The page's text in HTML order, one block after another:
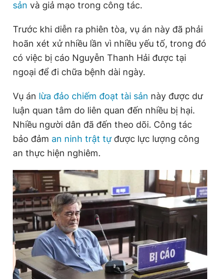
Đọc Thanh Niên trên điện thoại
Theo dõi báo trên
Hotline
0906 645 777
Liên hệ quảng cáo
Đặt báo Quảng cáo Tòa soạn Chính sách bảo
Tổng biên tập: Nguyễn Ngọc Toàn
Phó tổng biên tập thường trực: Hải Thành
Phó tổng biên tập: Lâm Hiếu Dũng
Phó tổng biên tập: Trần Việt Hưng
Tổng thư ký tòa soạn: Đức Trung
Giấy phép xuất bản số 110/GP - BTTTT cấp ngày 24.3.2020
© 2003-2026 Bản quyền thuộc về Báo Thanh Niên. Cấm sao
chép dưới mọi hình thức nếu không có sự chấp thuận bằng văn
bản. Phát triển bởi ePi Technologies, JSC.
sản và giả mạo trong công tác.
Trước khi diễn ra phiên tòa, vụ án này đã phải
hoãn xét xử nhiều lần vì nhiều yếu tố, trong đó
có việc bị cáo Nguyễn Thanh Hải được tại
ngoại để đi chữa bệnh dài ngày.
Vụ án lừa đảo chiếm đoạt tài sản này được dư
luận quan tâm do liên quan đến nhiều bị hại.
Nhiều người dân đã đến theo dõi. Công tác
bảo đảm an ninh trật tựđược lực lượng công
an thực hiện nghiêm.